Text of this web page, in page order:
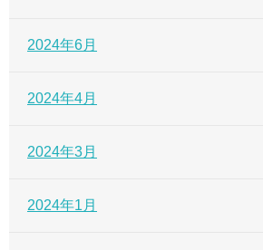
2024年6月
2024年4月
2024年3月
2024年1月